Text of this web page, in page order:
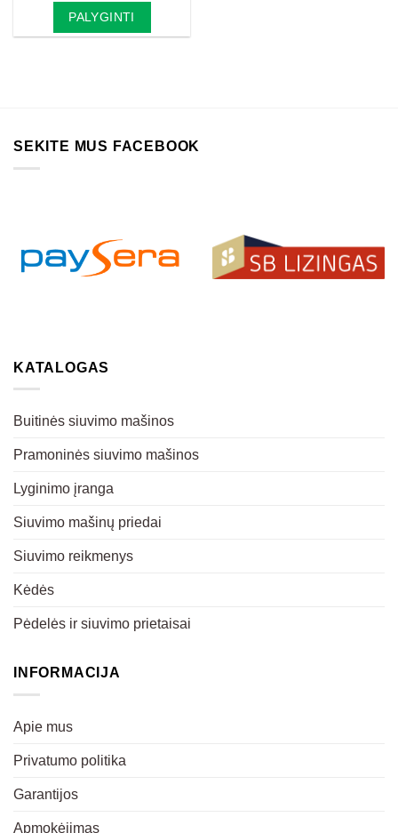
PALYGINTI
SEKITE MUS FACEBOOK
KATALOGAS
Buitinės siuvimo mašinos
Pramoninės siuvimo mašinos
Lyginimo įranga
Siuvimo mašinų priedai
Siuvimo reikmenys
Kėdės
Pėdelės ir siuvimo prietaisai
INFORMACIJA
Apie mus
Privatumo politika
Garantijos
Apmokėjimas